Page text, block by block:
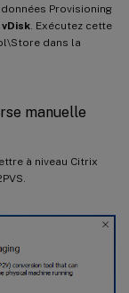
Provisioning
. Exécutez cette
dans la
manuelle
à niveau Citrix